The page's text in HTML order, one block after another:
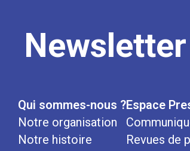
Newsletter
Qui sommes-nous ?
Notre organisation
Notre histoire
Espace
Revues de